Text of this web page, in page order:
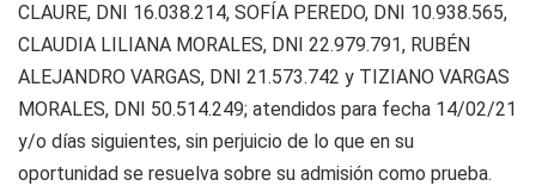
CLAURE, DNI 16.038.214, SOFÍA PEREDO, DNI 10.938.565,
CLAUDIA LILIANA MORALES, DNI 22.979.791, RUBÉN
ALEJANDRO VARGAS, DNI 21.573.742 y TIZIANO VARGAS
MORALES, DNI 50.514.249; atendidos para fecha 14/02/21
y/o días siguientes, sin perjuicio de lo que en su
oportunidad se resuelva sobre su admisión como prueba.